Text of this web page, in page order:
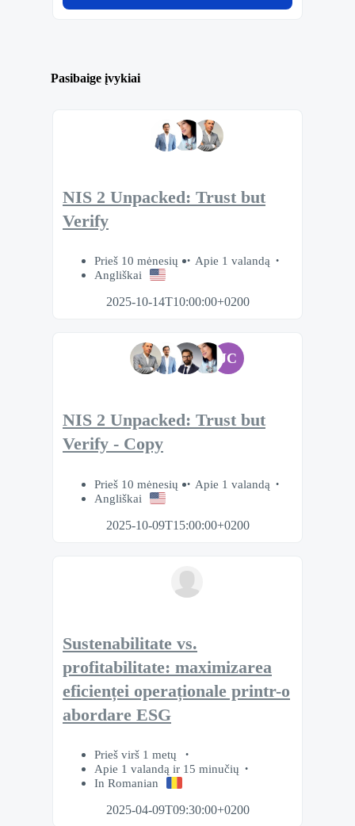
Pasibaige įvykiai
NIS 2 Unpacked: Trust but
Verify
Prieš 10 mėnesių
Apie 1 valandą
Angliškai
2025-10-14T10:00:00+0200
JC
NIS 2 Unpacked: Trust but
Verify - Copy
Prieš 10 mėnesių
Apie 1 valandą
Angliškai
2025-10-09T15:00:00+0200
Sustenabilitate vs.
profitabilitate: maximizarea
eficienței operaționale printr-o
abordare ESG
Prieš virš 1 metų
Apie 1 valandą ir 15 minučių
In Romanian
2025-04-09T09:30:00+0200